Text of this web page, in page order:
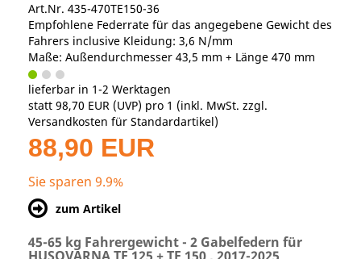
Art.Nr. 435-470TE150-36
Empfohlene Federrate für das angegebene Gewicht des
Fahrers inclusive Kleidung: 3,6 N/mm
Maße: Außendurchmesser 43,5 mm + Länge 470 mm
lieferbar in 1-2 Werktagen
statt 98,70 EUR (UVP) pro 1 (inkl. MwSt. zzgl.
Versandkosten für Standardartikel)
88,90 EUR
Sie sparen 9.9%
zum Artikel
45-65 kg Fahrergewicht - 2 Gabelfedern für